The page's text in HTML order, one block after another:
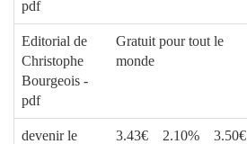
pdf
Editorial de
Christophe
Bourgeois -
pdf
Gratuit pour tout le
monde
devenir le
3.43€ 2.10% 3.50€